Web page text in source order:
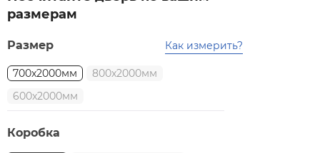
размерам
Размер Как измерить?
700x2000мм
800x2000мм
600x2000мм
Коробка